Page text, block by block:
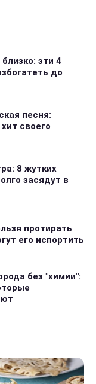
эти 4
до
песня:
своего
8 жутких
засядут в
протирать
его испортить
без "химии":